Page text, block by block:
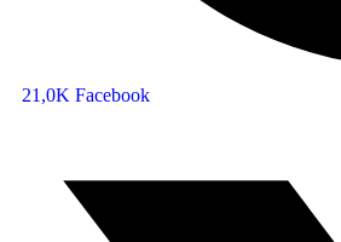
21,0K Facebook